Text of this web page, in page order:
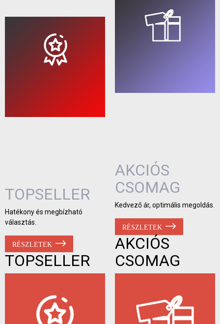
TOPSELLER
Hatékony és megbízható
választás.
RÉSZLETEK
TOPSELLER
AKCIÓS
CSOMAG
Kedvező ár, optimális megoldás.
RÉSZLETEK
AKCIÓS
CSOMAG